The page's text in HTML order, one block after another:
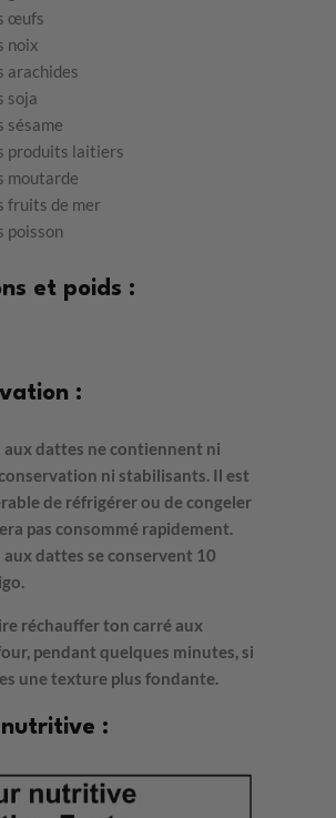
œufs
noix
arachides
soja
sésame
produits laitiers
moutarde
fruits de mer
poisson
et poids :
:
aux dattes ne contiennent ni
ni stabilisants. Il est
de réfrigérer ou de congeler
pas consommé rapidement.
aux dattes se conservent 10
réchauffer ton carré aux
pendant quelques minutes, si
une texture plus fondante.
: